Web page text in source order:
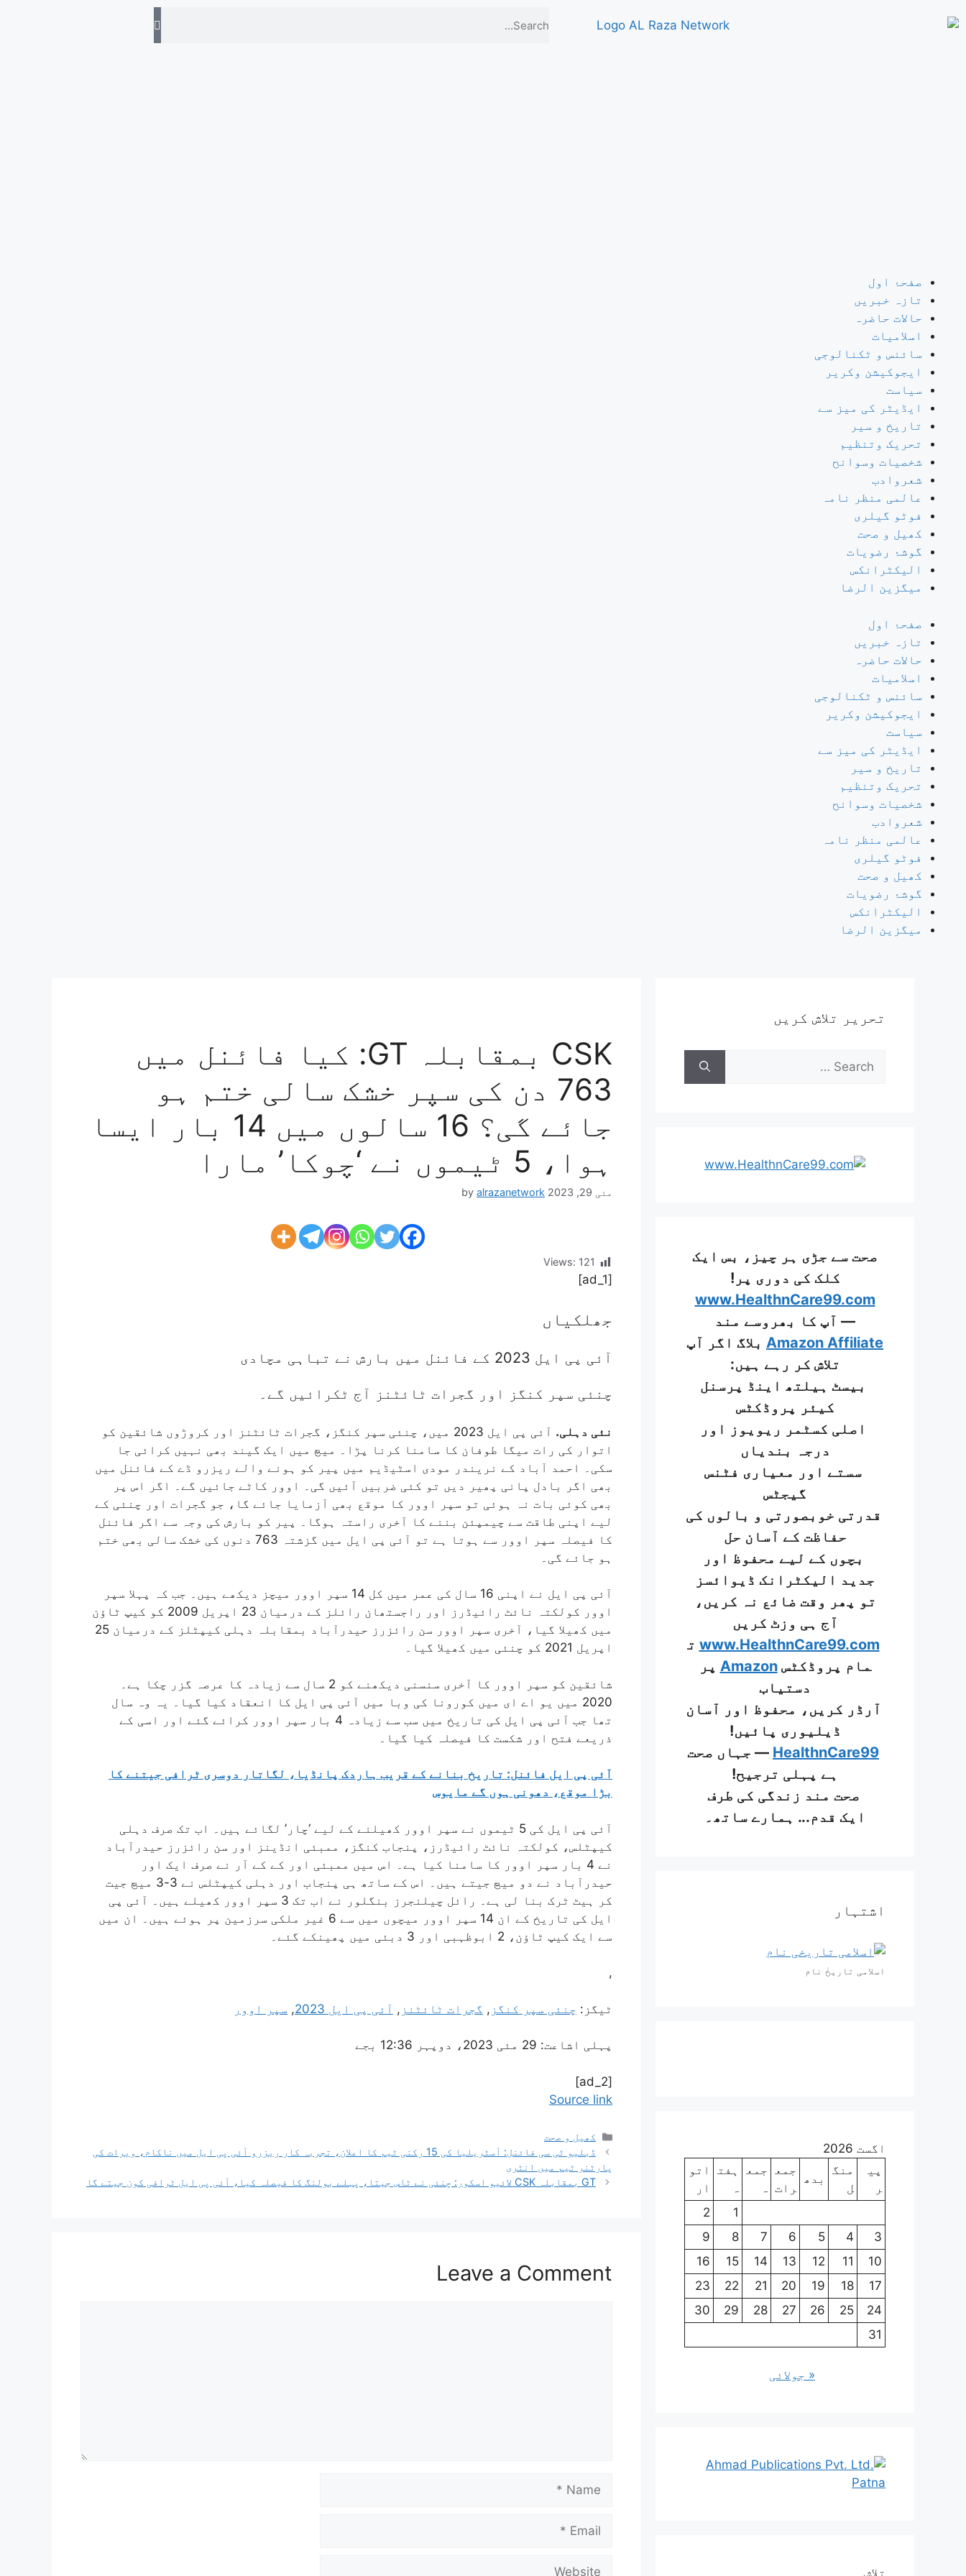
صفحۂ اول
تازہ خبریں
حالات حاضرہ
اسلامیات
سائنس و ٹکنالوجی
ایجوکیشن وکریر
سیاست
ایڈیٹر کی میز سے
تاریخ و سیر
تحریک وتنظیم
شخصیات وسوانح
شعروادب
عالمی منظر نامہ
فوٹو گیلری
کھیل و صحت
گوشۂ رضویات
الیکٹرانکس
میگزین الرضا
صفحۂ اول
تازہ خبریں
حالات حاضرہ
اسلامیات
سائنس و ٹکنالوجی
ایجوکیشن وکریر
سیاست
ایڈیٹر کی میز سے
تاریخ و سیر
تحریک وتنظیم
شخصیات وسوانح
شعروادب
عالمی منظر نامہ
فوٹو گیلری
کھیل و صحت
گوشۂ رضویات
الیکٹرانکس
میگزین الرضا
CSK بمقابلہ GT: کیا فائنل میں
763 دن کی سپر خشک سالی ختم ہو
جائے گی؟ 16 سالوں میں 14 بار ایسا
ہوا، 5 ٹیموں نے ‘چوکا’ مارا
مئی 29, 2023 by alrazanetwork
Views: 121
[ad_1]
جھلکیاں
آئی پی ایل 2023 کے فائنل میں بارش نے تباہی مچادی
چنئی سپر کنگز اور گجرات ٹائٹنز آج ٹکرائیں گے۔
نئی دہلی.
آئی پی ایل 2023 میں، چنئی سپر کنگز، گجرات ٹائٹنز اور کروڑوں شائقین کو
اتوار کی رات میگا طوفان کا سامنا کرنا پڑا۔ میچ میں ایک گیند بھی نہیں کرائی جا
سکی۔ احمد آباد کے نریندر مودی اسٹیڈیم میں پیر کو ہونے والے ریزرو ڈے کے فائنل میں
بھی اگر بادل پانی پھیر دیں تو کئی ضربیں آئیں گی۔ اوور کاٹے جائیں گے۔ اگر اس پر
بھی کوئی بات نہ ہوئی تو سپر اوور کا موقع بھی آزمایا جائے گا، جو گجرات اور چنئی کے
لیے اپنی طاقت سے چیمپئن بننے کا آخری راستہ ہوگا۔ پیر کو بارش کی وجہ سے اگر فائنل
کا فیصلہ سپر اوور سے ہوتا ہے تو آئی پی ایل میں گزشتہ 763 دنوں کی خشک سالی بھی ختم
ہو جائے گی۔
آئی پی ایل نے اپنی 16 سال کی عمر میں کل 14 سپر اوور میچز دیکھے ہیں۔ جب کہ پہلا سپر
اوور کولکتہ نائٹ رائیڈرز اور راجستھان رائلز کے درمیان 23 اپریل 2009 کو کیپ ٹاؤن
میں کھیلا گیا، آخری سپر اوور سن رائزرز حیدرآباد بمقابلہ دہلی کیپٹلز کے درمیان 25
اپریل 2021 کو چنئی میں کھیلا گیا۔
شائقین کو سپر اوور کا آخری سنسنی دیکھنے کو 2 سال سے زیادہ کا عرصہ گزر چکا ہے۔
2020 میں یو اے ای میں کورونا کی وبا میں آئی پی ایل کا انعقاد کیا گیا۔ یہ وہ سال
تھا جب آئی پی ایل کی تاریخ میں سب سے زیادہ 4 بار سپر اوور کرائے گئے اور اسی کے
ذریعے فتح اور شکست کا فیصلہ کیا گیا۔
آئی پی ایل فائنل: تاریخ بنانے کے قریب ہاردک پانڈیا، لگاتار دوسری ٹرافی جیتنے کا
بڑا موقع، دھونی ہوں گے مایوس
آئی پی ایل کی 5 ٹیموں نے سپر اوور کھیلنے کے لیے ‘چار’ لگائے ہیں۔ اب تک صرف دہلی
کیپٹلس، کولکتہ نائٹ رائیڈرز، پنجاب کنگز، ممبئی انڈینز اور سن رائزرز حیدرآباد
نے 4 بار سپر اوور کا سامنا کیا ہے۔ اس میں ممبئی اور کے کے آر نے صرف ایک اور
حیدرآباد نے دو میچ جیتے ہیں۔ اس کے ساتھ ہی پنجاب اور دہلی کیپٹلس نے 3-3 میچ جیت
کر ہیٹ ٹرک بنا لی ہے۔ رائل چیلنجرز بنگلور نے اب تک 3 سپر اوور کھیلے ہیں۔ آئی پی
ایل کی تاریخ کے ان 14 سپر اوور میچوں میں سے 6 غیر ملکی سرزمین پر ہوئے ہیں۔ ان میں
سے ایک کیپ ٹاؤن، 2 ابوظہبی اور 3 دبئی میں پھینکے گئے۔
,
ٹیگز: چنئی سپر کنگز , گجرات ٹائٹنز , آئی پی ایل 2023 , سپر اوور
پہلی اشاعت: 29 مئی 2023، دوپہر 12:36 بجے
[ad_2]
Source link
کھیل و صحت
ڈبلیو ٹی سی فائنل: آسٹریلیا کی 15 رکنی ٹیم کا اعلان، تجربہ کار ریزرو آئی پی ایل میں ناکام، ویرات کی
پارٹنر ٹیم میں انٹری
GT بمقابلہ CSK لائیو اسکور: چنئی نے ٹاس جیتا، پہلے بولنگ کا فیصلہ کیا، آئی پی ایل ٹرافی کون جیتے گا
Leave a Comment
تحریر تلاش کریں
صحت سے جڑی ہر چیز، بس ایک
کلک کی دوری پر!
www.HealthnCare99.com
— آپ کا بھروسے مند
Amazon Affiliate بلاگ اگر آپ
تلاش کر رہے ہیں:
بیسٹ ہیلتھ اینڈ پرسنل
کیئر پروڈکٹس
اصلی کسٹمر ریویوز اور
درجہ بندیاں
سستے اور معیاری فٹنس
گیجٹس
قدرتی خوبصورتی و بالوں کی
حفاظت کے آسان حل
بچوں کے لیے محفوظ اور
جدید الیکٹرانک ڈیوائسز
تو پھر وقت ضائع نہ کریں،
آج ہی وزٹ کریں
www.HealthnCare99.com ت
مام پروڈکٹسAmazon پر
دستیاب
آرڈر کریں، محفوظ اور آسان
ڈیلیوری پائیں!
HealthnCare99 — جہاں صحت
ہے پہلی ترجیح!
صحت مند زندگی کی طرف
ایک قدم... ہمارے ساتھ۔
اشتہار
اسلامی تاریخٰ نام
اگست 2026
پی
ر
منگ
ل
بدھ
جمع
رات
جمع
ہ
ہفت
ہ
اتو
ار
1
2
3
4
5
6
7
8
9
10
11
12
13
14
15
16
17
18
19
20
21
22
23
24
25
26
27
28
29
30
31
« جولائی
تلاش